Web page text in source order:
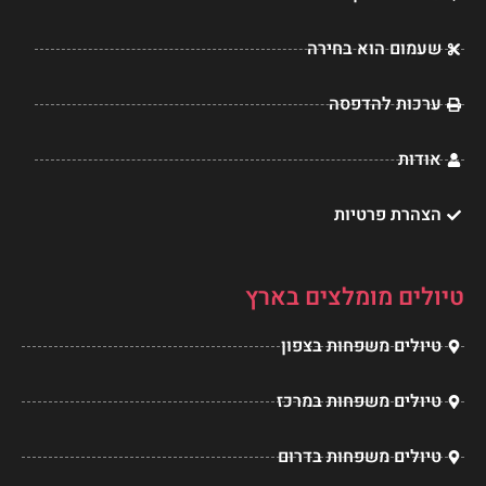
o
k
r
a
m
e
s
t
p
e שעמום הוא בחירה
ערכות להדפסה
אודות
הצהרת פרטיות
טיולים מומלצים בארץ
טיולים משפחות בצפון
טיולים משפחות במרכז
טיולים משפחות בדרום